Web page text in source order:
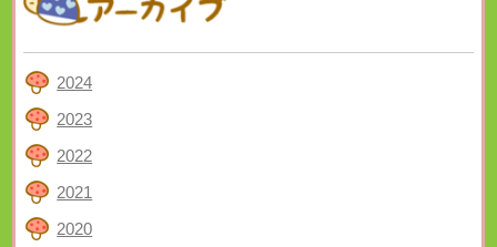
2024
2023
2022
2021
2020